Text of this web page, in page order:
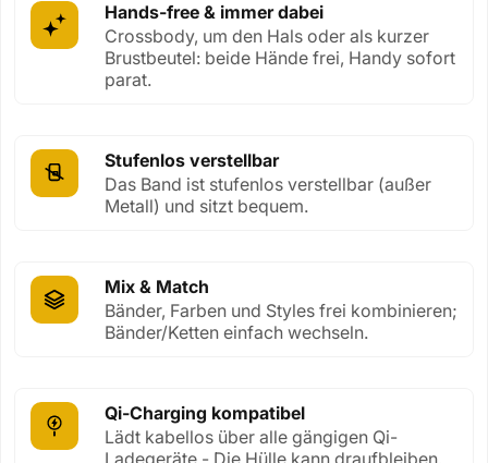
Hands-free & immer dabei
Crossbody, um den Hals oder als kurzer
Brustbeutel: beide Hände frei, Handy sofort
parat.
Stufenlos verstellbar
Das Band ist stufenlos verstellbar (außer
Metall) und sitzt bequem.
Mix & Match
Bänder, Farben und Styles frei kombinieren;
Bänder/Ketten einfach wechseln.
Qi-Charging kompatibel
Lädt kabellos über alle gängigen Qi-